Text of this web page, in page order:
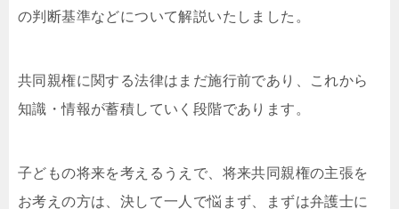
の判断基準などについて解説いたしました。
共同親権に関する法律はまだ施行前であり、これから
知識・情報が蓄積していく段階であります。
子どもの将来を考えるうえで、将来共同親権の主張を
お考えの方は、決して一人で悩まず、まずは弁護士に